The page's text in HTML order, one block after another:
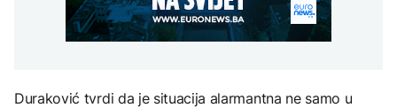
Sarajevo Fest početkom
septembra: Stiže
evropski pozorišni
Duraković tvrdi da je situacija alarmantna ne samo u